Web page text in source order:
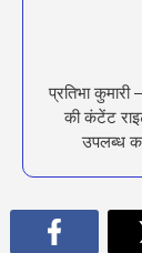
प्रतिभा
की कंटेंट
उपलब्ध